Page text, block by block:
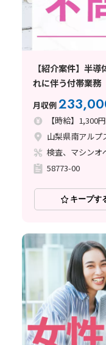
【紹介案件】半
れに伴う付帯業務
月収例
【時給】1,300
山梨県南アルプ
58773-00
キープす